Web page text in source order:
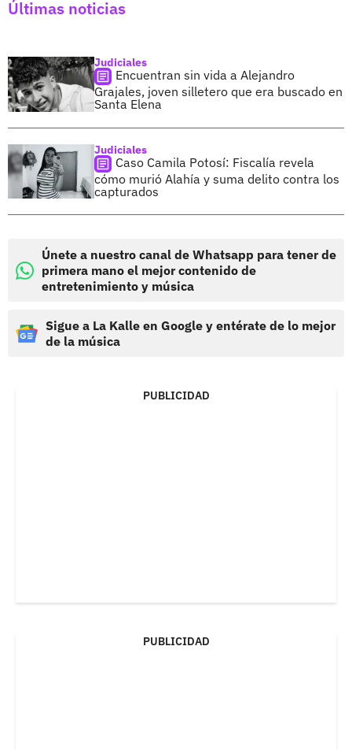
Últimas noticias
Judiciales
Encuentran sin vida a Alejandro
Grajales, joven silletero que era buscado en
Santa Elena
Judiciales
Caso Camila Potosí: Fiscalía revela
cómo murió Alahía y suma delito contra los
capturados
Únete a nuestro canal de Whatsapp para tener de
primera mano el mejor contenido de
entretenimiento y música
Sigue a La Kalle en Google y entérate de lo mejor
de la música
PUBLICIDAD
PUBLICIDAD